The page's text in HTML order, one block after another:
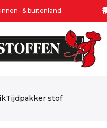
& buitenland
Tijdpakker stof